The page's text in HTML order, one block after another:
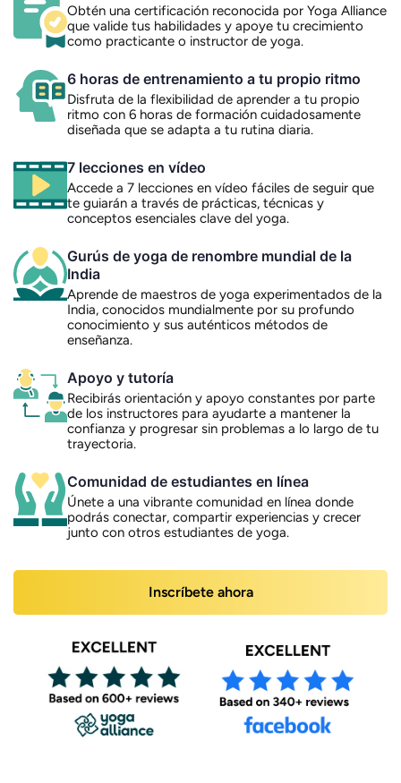
Obtén una certificación reconocida por Yoga Alliance
que valide tus habilidades y apoye tu crecimiento
como practicante o instructor de yoga.
6 horas de entrenamiento a tu propio ritmo
Disfruta de la flexibilidad de aprender a tu propio
ritmo con 6 horas de formación cuidadosamente
diseñada que se adapta a tu rutina diaria.
7 lecciones en vídeo
Accede a 7 lecciones en vídeo fáciles de seguir que
te guiarán a través de prácticas, técnicas y
conceptos esenciales clave del yoga.
Gurús de yoga de renombre mundial de la
India
Aprende de maestros de yoga experimentados de la
India, conocidos mundialmente por su profundo
conocimiento y sus auténticos métodos de
enseñanza.
Apoyo y tutoría
Recibirás orientación y apoyo constantes por parte
de los instructores para ayudarte a mantener la
confianza y progresar sin problemas a lo largo de tu
trayectoria.
Comunidad de estudiantes en línea
Únete a una vibrante comunidad en línea donde
podrás conectar, compartir experiencias y crecer
junto con otros estudiantes de yoga.
Inscríbete ahora